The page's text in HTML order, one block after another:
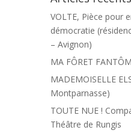
VOLTE, Pièce pour
démocratie
– Avignon)
MA FÔRET
MADEMOISELLE
Montparnasse)
TOUTE NUE !
Théâtre de Rungis